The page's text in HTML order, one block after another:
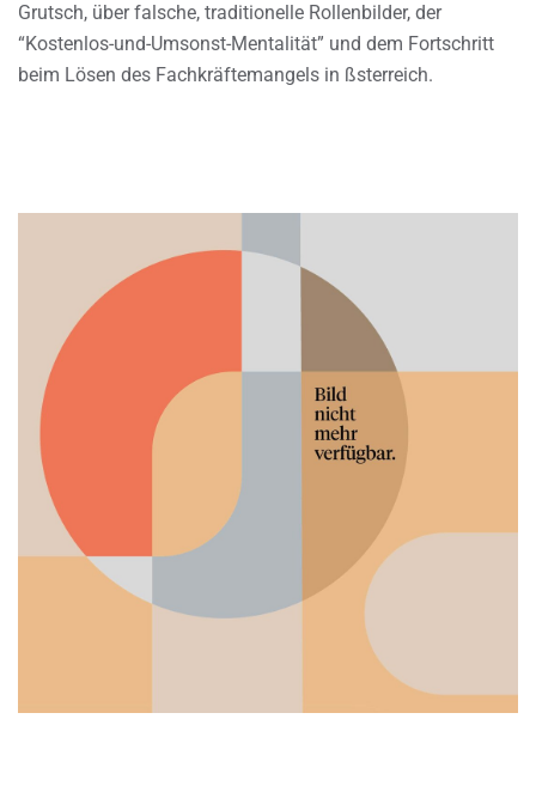
Grutsch, über falsche, traditionelle Rollenbilder, der
“Kostenlos-und-Umsonst-Mentalität” und dem Fortschritt
beim Lösen des Fachkräftemangels in ßsterreich.